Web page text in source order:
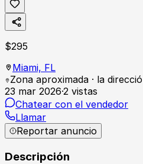
$295
Miami, FL
Zona aproximada · la
23 mar 2026·2 vistas
Chatear con el vendedor
Llamar
Reportar anuncio
Descripción